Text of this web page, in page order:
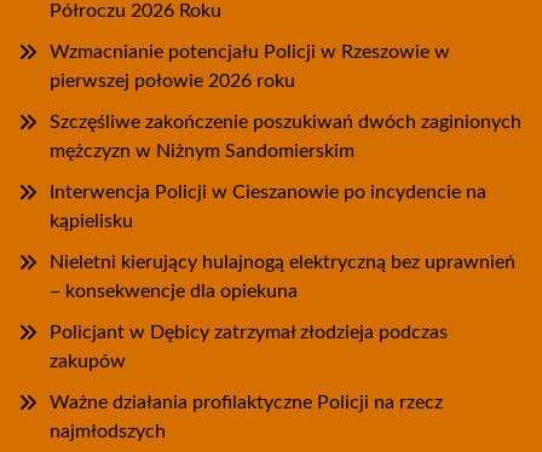
Półroczu 2026 Roku
Wzmacnianie potencjału Policji w Rzeszowie w
pierwszej połowie 2026 roku
Szczęśliwe zakończenie poszukiwań dwóch zaginionych
mężczyzn w Niżnym Sandomierskim
Interwencja Policji w Cieszanowie po incydencie na
kąpielisku
Nieletni kierujący hulajnogą elektryczną bez uprawnień
– konsekwencje dla opiekuna
Policjant w Dębicy zatrzymał złodzieja podczas
zakupów
Ważne działania profilaktyczne Policji na rzecz
najmłodszych